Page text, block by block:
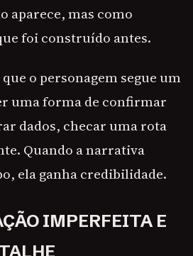
aparece, mas como
foi construído antes.
o personagem segue um
uma forma de confirmar
dados, checar uma rota
Quando a narrativa
ela ganha credibilidade.
IMPERFEITA E